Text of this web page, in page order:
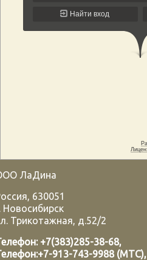
ЛаДина
, 630051
Новосибирск
Трикотажная, д.52/2
+7(383)285-38-68,
+7-913-743-9988 (МТС),